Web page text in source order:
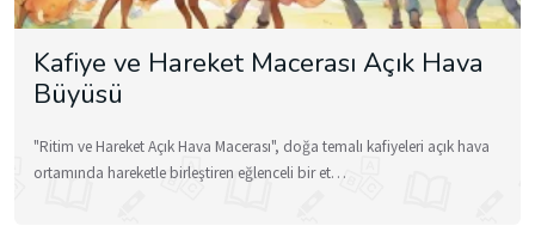
Kafiye ve Hareket Macerası Açık Hava
Büyüsü
"Ritim ve Hareket Açık Hava Macerası", doğa temalı kafiyeleri açık hava
ortamında hareketle birleştiren eğlenceli bir et…